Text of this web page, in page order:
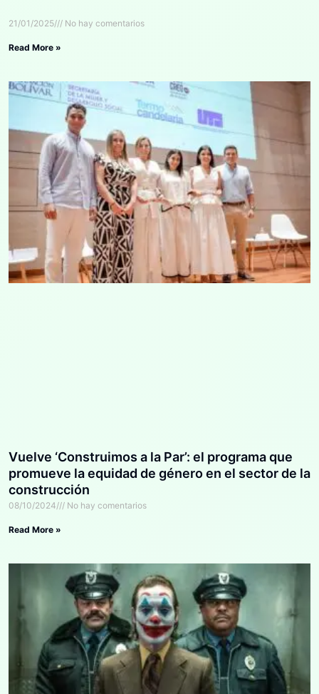
21/01/2025 No hay comentarios
Read More »
Vuelve ‘Construimos a la Par’: el programa que
promueve la equidad de género en el sector de la
construcción
08/10/2024 No hay comentarios
Read More »